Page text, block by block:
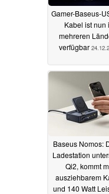
Gamer-Baseus-
Kabel ist nun
mehreren
verfügbar
Baseus Nomos:
Ladestation
Qi2, kommt
ausziehbarem
und 140 Watt